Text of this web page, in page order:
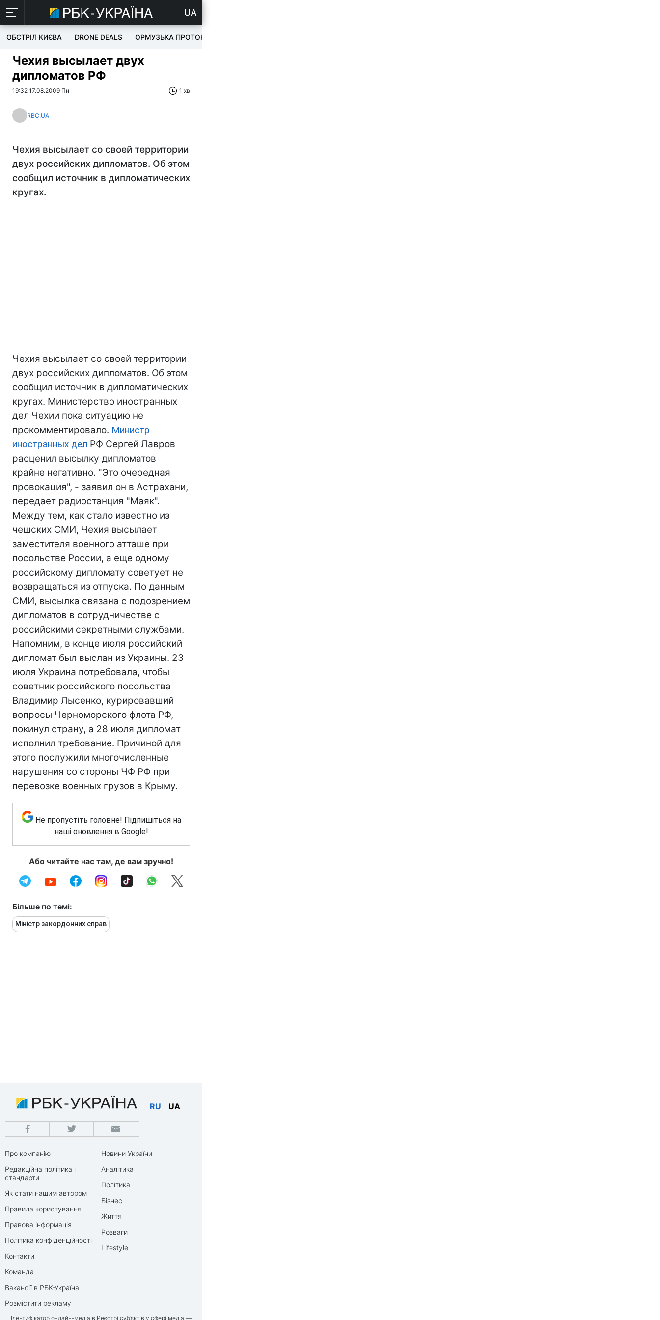
UA
ОБСТРІЛ КИЄВА DRONE DEALS ОРМУЗЬКА ПРОТОКА
Чехия высылает двух
дипломатов РФ
19:32 17.08.2009 Пн 1 хв
RBC.UA
Чехия высылает со своей территории
двух российских дипломатов. Об этом
сообщил источник в дипломатических
кругах.
Чехия высылает со своей территории
двух российских дипломатов. Об этом
сообщил источник в дипломатических
кругах. Министерство иностранных
дел Чехии пока ситуацию не
прокомментировало. Министр
иностранных дел РФ Сергей Лавров
расценил высылку дипломатов
крайне негативно. "Это очередная
провокация", - заявил он в Астрахани,
передает радиостанция "Маяк".
Между тем, как стало известно из
чешских СМИ, Чехия высылает
заместителя военного атташе при
посольстве России, а еще одному
российскому дипломату советует не
возвращаться из отпуска. По данным
СМИ, высылка связана с подозрением
дипломатов в сотрудничестве с
российскими секретными службами.
Напомним, в конце июля российский
дипломат был выслан из Украины. 23
июля Украина потребовала, чтобы
советник российского посольства
Владимир Лысенко, курировавший
вопросы Черноморского флота РФ,
покинул страну, а 28 июля дипломат
исполнил требование. Причиной для
этого послужили многочисленные
нарушения со стороны ЧФ РФ при
перевозке военных грузов в Крыму.
Не пропустіть головне! Підпишіться на
наші оновлення в Google!
Або читайте нас там, де вам зручно!
Більше по темі:
Міністр закордонних справ
RU UA
Про компанію
Редакційна політика і
стандарти
Як стати нашим автором
Правила користування
Правова інформація
Політика конфіденційності
Контакти
Команда
Вакансії в РБК-Україна
Розмістити рекламу
Новини України
Аналітика
Політика
Бізнес
Життя
Розваги
Lifestyle
Ідентифікатор онлайн-медіа в Реєстрі суб’єктів у сфері медіа —